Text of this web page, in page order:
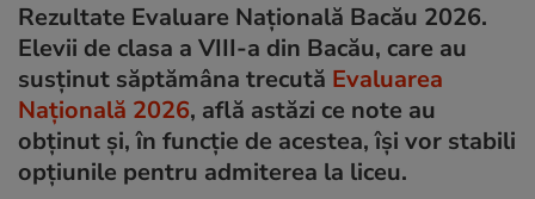
Rezultate Evaluare Naţională Bacău 2026.
Elevii de clasa a VIII-a din Bacău, care au
susținut săptămâna trecută Evaluarea
Națională 2026, află astăzi ce note au
obținut și, în funcție de acestea, își vor stabili
opțiunile pentru admiterea la liceu.